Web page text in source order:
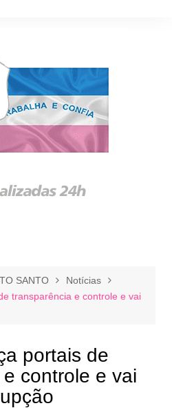
SANTO
Notícias
transparência e controle e vai
portais de
controle e vai